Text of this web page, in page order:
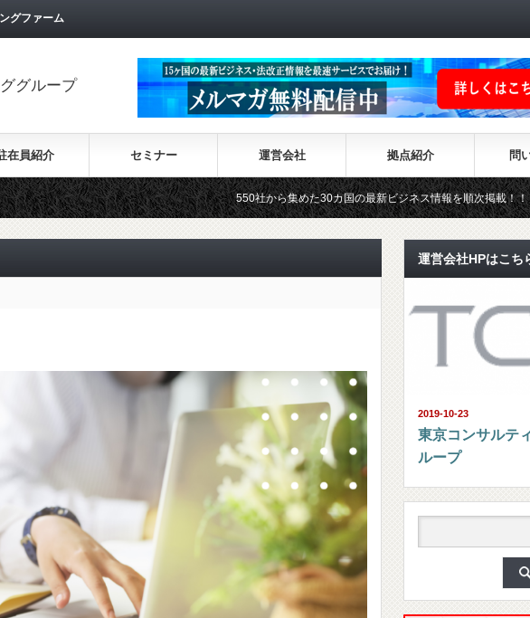
グファーム
グループ
在員紹介 セミナー 運営会社 拠点紹介 問
550社から集めた30カ国の最新ビジネス情報を順次掲載！！ WIKI-
運営会社HPはこち
2019-10-23
東京コンサルテ
ループ